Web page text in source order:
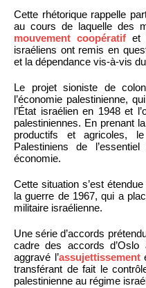
Cette rhétorique rappelle
au cours de laquelle des
mouvement coopératifet
israéliens ont remis en
et la dépendance vis-à-vis
Le projet sioniste de
l’économie palestinienne,
l’État israélien en 1948 et
palestiniennes. En prenant
productifs et agricoles,
Palestiniens de
économie.
Cette situation s’est
la guerre de 1967, qui a
militaire israélienne.
Une série d’accords
cadre des accords
aggravé l’assujettissement
transférant de fait le
palestinienne au régime